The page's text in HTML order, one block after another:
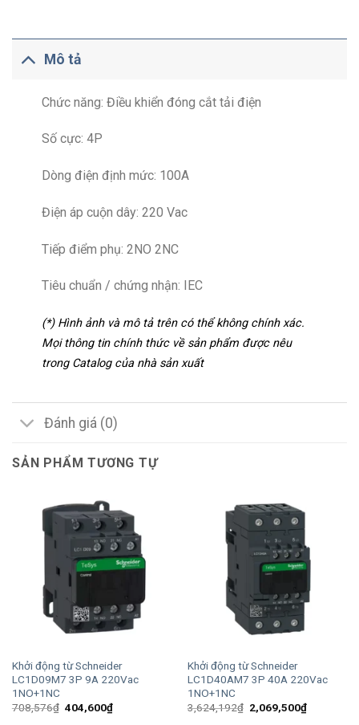
Mô tả
Chức năng: Điều khiển đóng cắt tải điện
Số cực: 4P
Dòng điện định mức: 100A
Điện áp cuộn dây: 220 Vac
Tiếp điểm phụ: 2NO 2NC
Tiêu chuẩn / chứng nhận: IEC
(*) Hình ảnh và mô tả trên có thể không chính xác.
Mọi thông tin chính thức về sản phẩm được nêu
trong Catalog của nhà sản xuất
Đánh giá (0)
SẢN PHẨM TƯƠNG TỰ
Khởi động từ Schneider
LC1D09M7 3P 9A 220Vac
1NO+1NC
708,576₫ Giá
404,600₫Giá
hiện
Khởi động từ Schneider
LC1D40AM7 3P 40A 220Vac
1NO+1NC
3,624,192₫ Giá
gốc
2,069,500₫Giá
hiện